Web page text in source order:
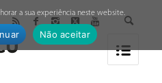
a sua experiência neste website.
Não aceitar